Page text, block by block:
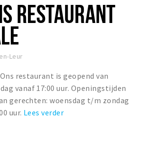
RESTAURANT
Leur
restaurant is geopend van
vanaf 17:00 uur. Openingstijden
gerechten: woensdag t/m zondag
uur. Lees verder